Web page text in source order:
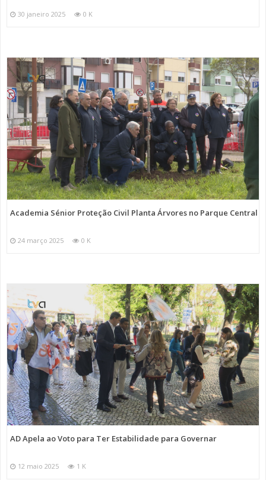
30 janeiro 2025 0 K
Academia Sénior Proteção Civil Planta Árvores no Parque Central
24 março 2025 0 K
AD Apela ao Voto para Ter Estabilidade para Governar
12 maio 2025 1 K